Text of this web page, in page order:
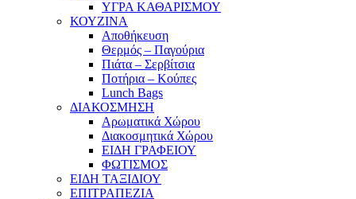
ΥΓΡΑ ΚΑΘΑΡΙΣΜΟΥ
ΚΟΥΖΙΝΑ
Αποθήκευση
Θερμός – Παγούρια
Πιάτα – Σερβίτσια
Ποτήρια – Κούπες
Lunch Bags
ΔΙΑΚΟΣΜΗΣΗ
Αρωματικά Χώρου
Διακοσμητικά Χώρου
ΕΙΔΗ ΓΡΑΦΕΙΟΥ
ΦΩΤΙΣΜΟΣ
ΕΙΔΗ ΤΑΞΙΔΙΟΥ
ΕΠΙΤΡΑΠΕΖΙΑ